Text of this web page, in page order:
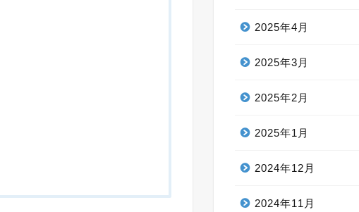
2025年4月
2025年3月
2025年2月
2025年1月
2024年12月
2024年11月